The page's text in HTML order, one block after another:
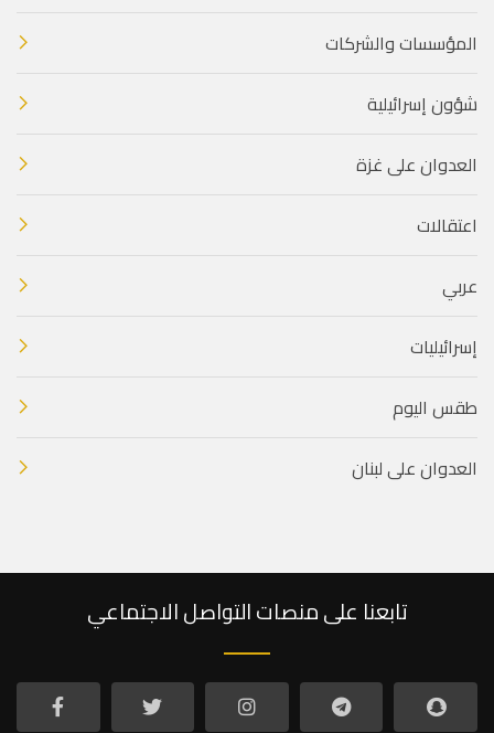
المؤسسات والشركات
شؤون إسرائيلية
العدوان على غزة
اعتقالات
عربي
إسرائيليات
طقس اليوم
العدوان على لبنان
تابعنا على منصات التواصل الاجتماعي